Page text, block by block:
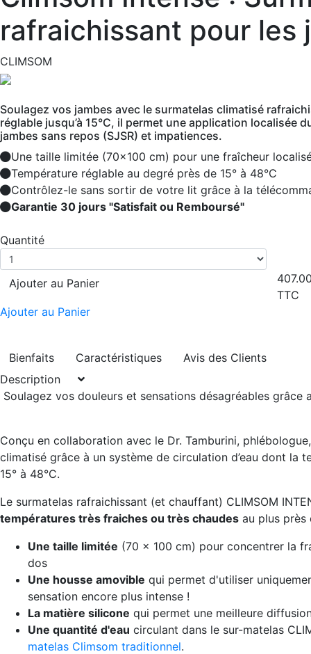
rafraichissant pour les
CLIMSOM
Soulagez vos jambes avec le surmatelas climatisé
réglable jusqu’à 15°C, il permet une application localisée
jambes sans repos (SJSR) et impatiences.
Une taille limitée (70x100 cm) pour une fraîcheur
Température réglable au degré près de 15° à 48°C
Contrôlez-le sans sortir de votre lit grâce à la
Garantie 30 jours "Satisfait ou Remboursé"
Quantité
Ajouter au Panier
Ajouter au Panier
TTC
Bienfaits Caractéristiques
Avis des Clients
Description
Soulagez vos douleurs et sensations désagréables grâce
Conçu en collaboration avec le Dr. Tamburini,
climatisé grâce à un système de circulation d’eau dont la
15° à 48°C.
Le surmatelas rafraichissant (et chauffant) CLIMSOM
températures très fraiches ou très chaudes au plus près
Une taille limitée (70 x 100 cm) pour concentrer la
dos
Une housse amovible qui permet d'utiliser
sensation encore plus intense !
La matière silicone qui permet une meilleure
Une quantité d'eau circulant dans le sur-matelas
matelas Climsom traditionnel.